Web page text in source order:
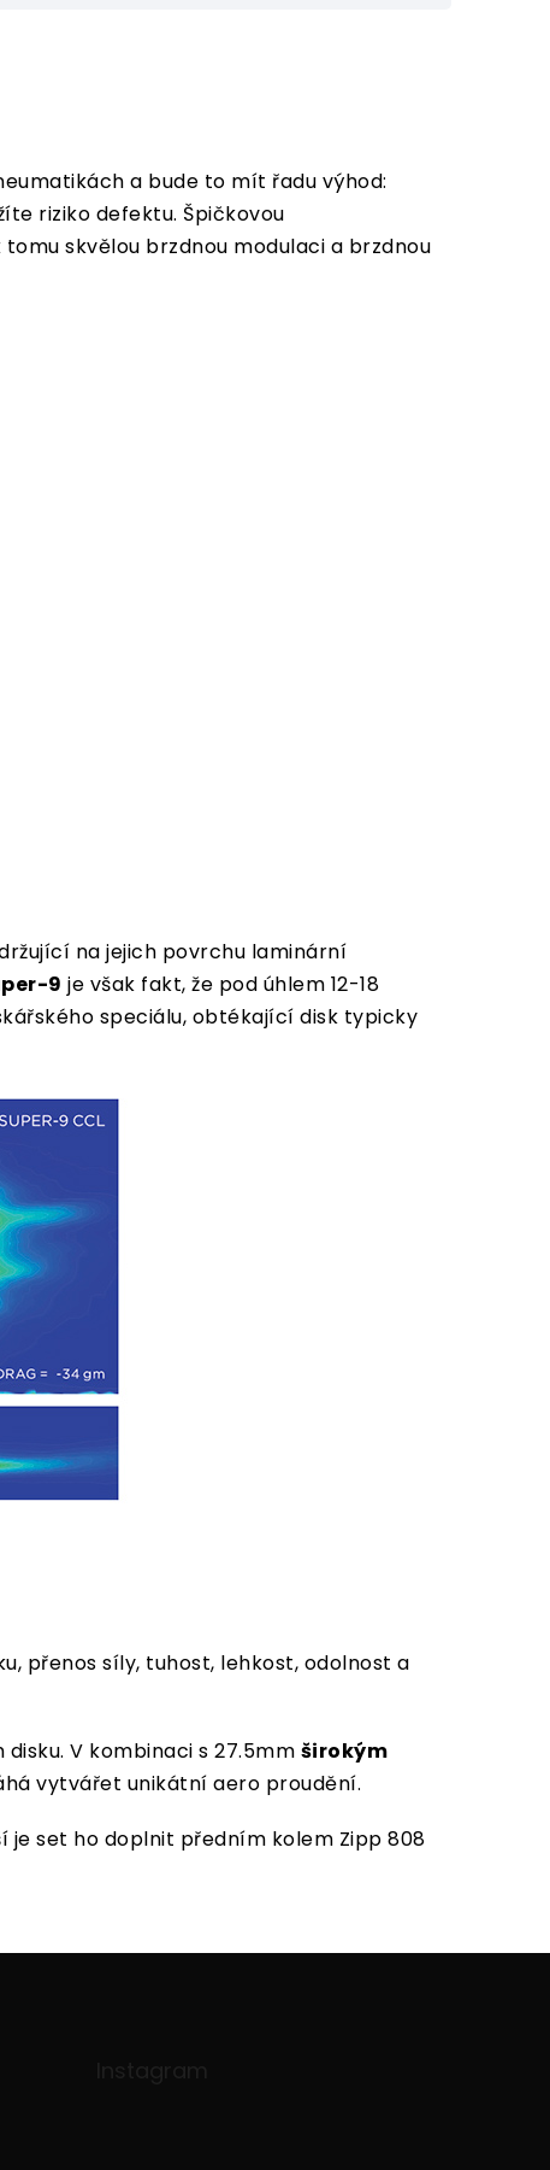
a bude to mít řadu výhod:
riziko defektu. Špičkovou
tomu skvělou brzdnou modulaci a brzdnou
na jejich povrchu laminární
9 je však fakt, že pod úhlem 12-18
speciálu, obtékající disk typicky
přenos síly, tuhost, lehkost, odolnost a
V kombinaci s 27.5mm širokým
vytvářet unikátní aero proudění.
je set ho doplnit předním kolem Zipp 808